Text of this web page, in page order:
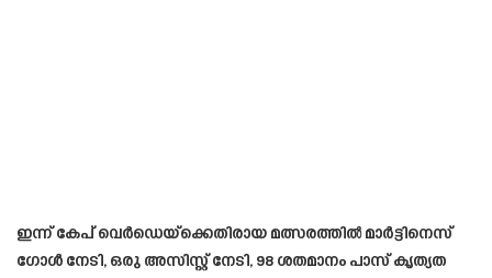
ഇന്ന് കേപ് വെർഡെയ്‌ക്കെതിരായ മത്സരത്തിൽ മാർട്ടിനെസ്
ഗോൾ നേടി, ഒരു അസിസ്റ്റ് നേടി, 98 ശതമാനം പാസ് കൃത്യത